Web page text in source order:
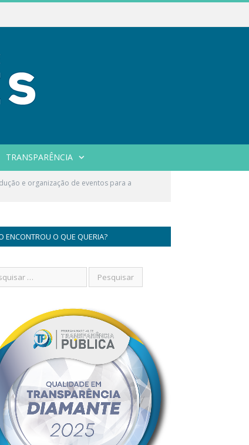
TRANSPARÊNCIA
e organização de eventos para a
ENCONTROU O QUE QUERIA?